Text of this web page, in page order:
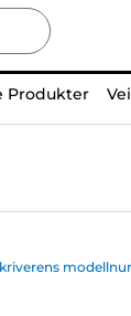
Produkter